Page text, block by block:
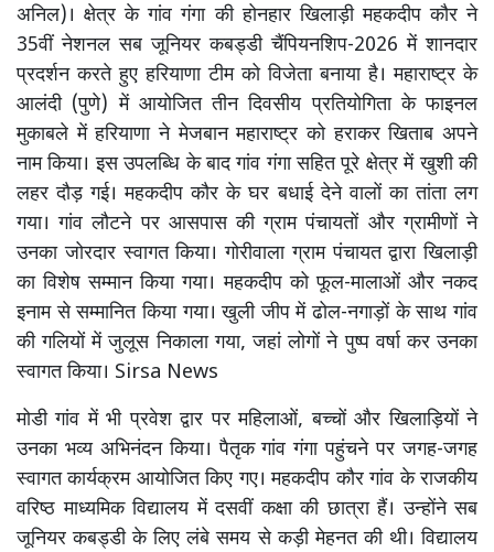
अनिल)। क्षेत्र के गांव गंगा की होनहार खिलाड़ी महकदीप कौर ने
35वीं नेशनल सब जूनियर कबड्डी चैंपियनशिप-2026 में शानदार
प्रदर्शन करते हुए हरियाणा टीम को विजेता बनाया है। महाराष्ट्र के
आलंदी (पुणे) में आयोजित तीन दिवसीय प्रतियोगिता के फाइनल
मुकाबले में हरियाणा ने मेजबान महाराष्ट्र को हराकर खिताब अपने
नाम किया। इस उपलब्धि के बाद गांव गंगा सहित पूरे क्षेत्र में खुशी की
लहर दौड़ गई। महकदीप कौर के घर बधाई देने वालों का तांता लग
गया। गांव लौटने पर आसपास की ग्राम पंचायतों और ग्रामीणों ने
उनका जोरदार स्वागत किया। गोरीवाला ग्राम पंचायत द्वारा खिलाड़ी
का विशेष सम्मान किया गया। महकदीप को फूल-मालाओं और नकद
इनाम से सम्मानित किया गया। खुली जीप में ढोल-नगाड़ों के साथ गांव
की गलियों में जुलूस निकाला गया, जहां लोगों ने पुष्प वर्षा कर उनका
स्वागत किया। Sirsa News
मोडी गांव में भी प्रवेश द्वार पर महिलाओं, बच्चों और खिलाड़ियों ने
उनका भव्य अभिनंदन किया। पैतृक गांव गंगा पहुंचने पर जगह-जगह
स्वागत कार्यक्रम आयोजित किए गए। महकदीप कौर गांव के राजकीय
वरिष्ठ माध्यमिक विद्यालय में दसवीं कक्षा की छात्रा हैं। उन्होंने सब
जूनियर कबड्डी के लिए लंबे समय से कड़ी मेहनत की थी। विद्यालय